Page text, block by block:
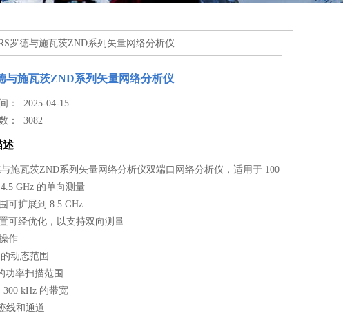
罗德与施瓦茨ZND系列矢量网络分析仪
与施瓦茨ZND系列矢量网络分析仪
： 2025-04-15
数：3082
述
施瓦茨ZND系列矢量网络分析仪双端口网络分析仪，适用于 100
GHz 的单向测量
可扩展到 8.5 GHz
可经优化，以支持双向测量
作
动态范围
功率扫描范围
300 kHz 的带宽
线和通道